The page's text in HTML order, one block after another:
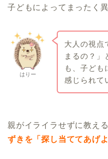
子どもによってまったく
はりー
大人の視点
まるの？」
も、子ども
感じられて
親がイライラせずに教え
ずきを「探し当ててあげ